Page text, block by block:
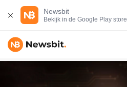
Newsbit
Bekijk in de Google Play store